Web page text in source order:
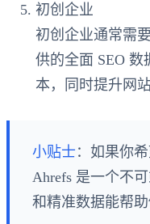
初创企业
初创企业通常需
供的全面 SEO
本，同时提升网站
小贴士 ：如果你
Ahrefs 是一个不
和精准数据能帮助